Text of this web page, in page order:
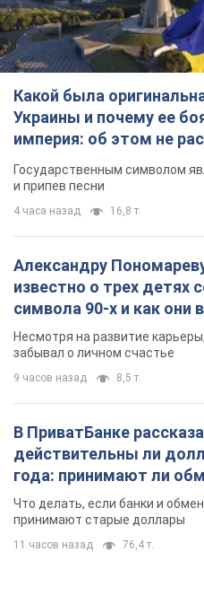
Какой была
Украины и почему ее
империя: об этом не
Государственным символом
и припев песни
4 часа назад 16,8 т.
Александру
известно о трех детях
символа 90-х и как они
Несмотря на развитие
забывал о личном счастье
9 часов назад 8,5 т.
В ПриватБанке
действительны ли
года: принимают ли
банки такие купюры
Что делать, если банки и
принимают старые доллары
11 часов назад 76,4 т.